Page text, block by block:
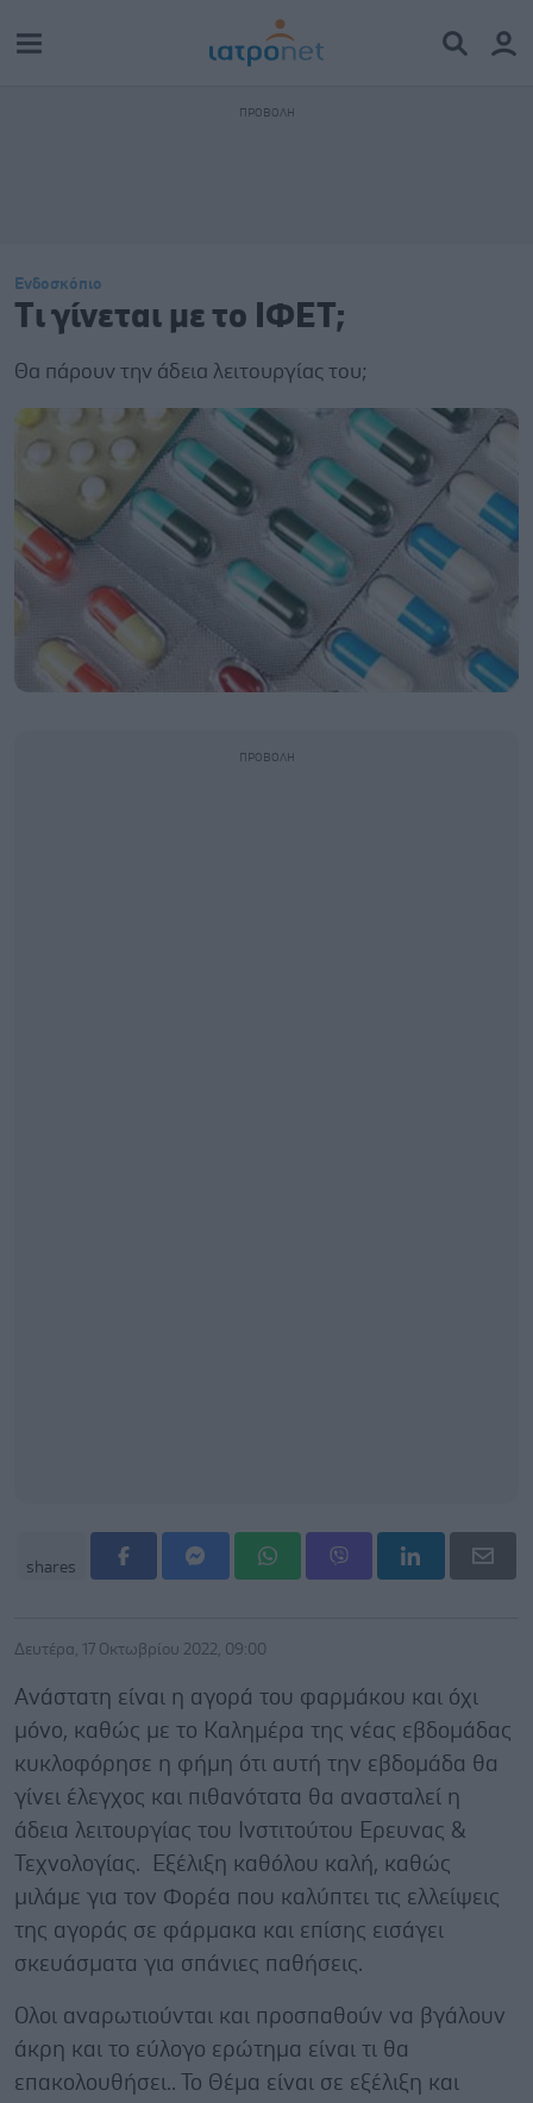
Ενδοσκόπιο
Tι γίνεται με το ΙΦΕΤ;
Θα πάρουν την άδεια λειτουργίας του;
shares
Δευτέρα, 17 Οκτωβρίου 2022, 09:00
Ανάστατη είναι η αγορά του φαρμάκου και όχι
μόνο, καθώς με το Καλημέρα της νέας εβδομάδας
κυκλοφόρησε η φήμη ότι αυτή την εβδομάδα θα
γίνει έλεγχος και πιθανότατα θα ανασταλεί η
άδεια λειτουργίας του Ινστιτούτου Ερευνας &
Τεχνολογίας. Εξέλιξη καθόλου καλή, καθώς
μιλάμε για τον Φορέα που καλύπτει τις ελλείψεις
της αγοράς σε φάρμακα και επίσης εισάγει
σκευάσματα για σπάνιες παθήσεις.
Ολοι αναρωτιούνται και προσπαθούν να βγάλουν
άκρη και το εύλογο ερώτημα είναι τι θα
επακολουθήσει.. Το Θέμα είναι σε εξέλιξη και